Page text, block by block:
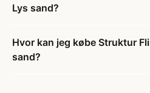
Lys sand?
Hvor kan jeg købe Struktur
sand?